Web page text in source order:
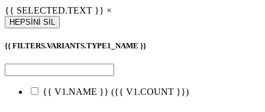
{{ SELECTED.TEXT }} ×
HEPSİNİ SİL
{{ FILTERS.VARIANTS.TYPE1_NAME }}
{{ V1.NAME }} ({{ V1.COUNT }})